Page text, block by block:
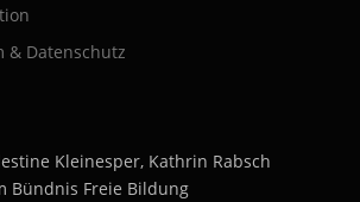
& Datenschutz
Kleinesper, Kathrin Rabsch
Bündnis Freie Bildung